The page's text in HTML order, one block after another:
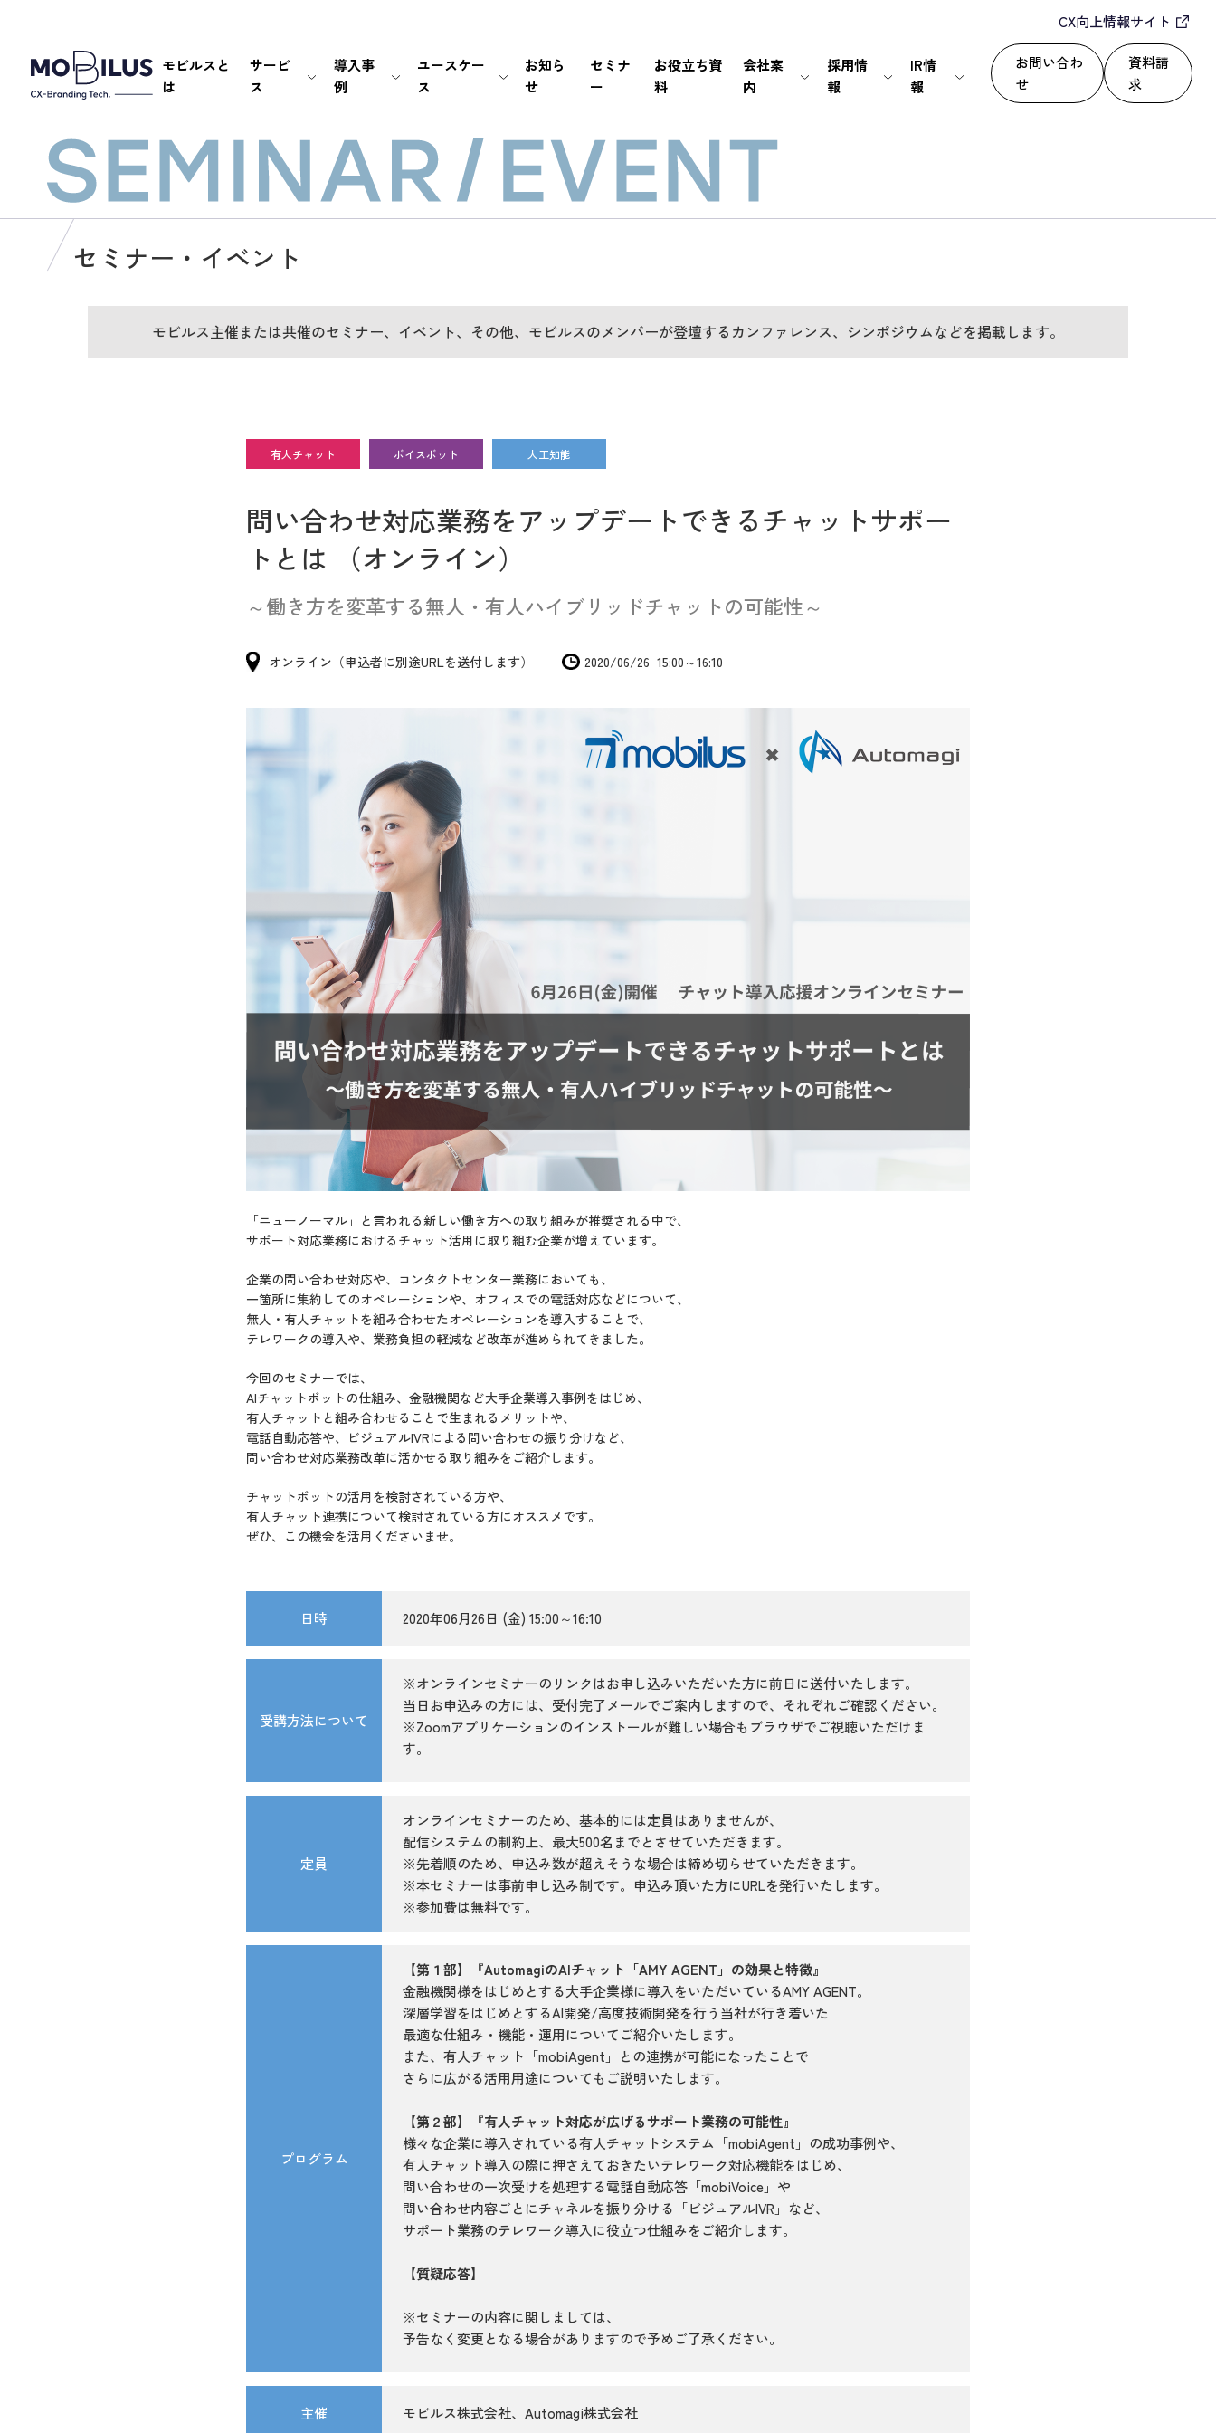
モビルスと
は
サービ
ス
導入事
例
生保・損保 銀行・証券
ユースケー
ス
待ち時間・あふれ呼を改善 書類手続き自動化
お知ら
せ
セミナ
ー
お役立ち資
料
会社案
内
会社情報 マネジメント
採用情
報
新卒採用 中途採用
IR情
報
経営情報 IRライブラリ
CX向上情報サイト
お問い合わ
せ
資料請
求
セミナー・イベント
モビルス主催または共催のセミナー、イベント、その他、モビルスのメンバーが登壇するカンファレンス、シンポジウムなどを掲載します。
有人チャット ボイスボット 人工知能
問い合わせ対応業務をアップデートできるチャットサポー
トとは （オンライン）
～働き方を変革する無人・有人ハイブリッドチャットの可能性～
オンライン（申込者に別途URLを送付します） 2020/06/26 15:00～16:10
「ニューノーマル」と言われる新しい働き方への取り組みが推奨される中で、
サポート対応業務におけるチャット活用に取り組む企業が増えています。
企業の問い合わせ対応や、コンタクトセンター業務においても、
一箇所に集約してのオペレーションや、オフィスでの電話対応などについて、
無人・有人チャットを組み合わせたオペレーションを導入することで、
テレワークの導入や、業務負担の軽減など改革が進められてきました。
今回のセミナーでは、
AIチャットボットの仕組み、金融機関など大手企業導入事例をはじめ、
有人チャットと組み合わせることで生まれるメリットや、
電話自動応答や、ビジュアルIVRによる問い合わせの振り分けなど、
問い合わせ対応業務改革に活かせる取り組みをご紹介します。
チャットボットの活用を検討されている方や、
有人チャット連携について検討されている方にオススメです。
ぜひ、この機会を活用くださいませ。
日時 2020年06月26日 (金) 15:00～16:10
受講方法について
※オンラインセミナーのリンクはお申し込みいただいた方に前日に送付いたします。
当日お申込みの方には、受付完了メールでご案内しますので、それぞれご確認ください。
※Zoomアプリケーションのインストールが難しい場合もブラウザでご視聴いただけま
す。
定員
オンラインセミナーのため、基本的には定員はありませんが、
配信システムの制約上、最大500名までとさせていただきます。
※先着順のため、申込み数が超えそうな場合は締め切らせていただきます。
※本セミナーは事前申し込み制です。申込み頂いた方にURLを発行いたします。
※参加費は無料です。
プログラム
【第１部】『AutomagiのAIチャット「AMY AGENT」の効果と特徴』
金融機関様をはじめとする大手企業様に導入をいただいているAMY AGENT。
深層学習をはじめとするAI開発/高度技術開発を行う当社が行き着いた
最適な仕組み・機能・運用についてご紹介いたします。
また、有人チャット「mobiAgent」との連携が可能になったことで
さらに広がる活用用途についてもご説明いたします。
【第２部】『有人チャット対応が広げるサポート業務の可能性』
様々な企業に導入されている有人チャットシステム「mobiAgent」の成功事例や、
有人チャット導入の際に押さえておきたいテレワーク対応機能をはじめ、
問い合わせの一次受けを処理する電話自動応答「mobiVoice」や
問い合わせ内容ごとにチャネルを振り分ける「ビジュアルIVR」など、
サポート業務のテレワーク導入に役立つ仕組みをご紹介します。
【質疑応答】
※セミナーの内容に関しましては、
予告なく変更となる場合がありますので予めご了承ください。
主催 モビルス株式会社、Automagi株式会社